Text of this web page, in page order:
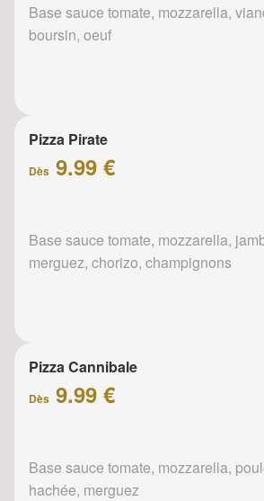
Base sauce tomate, mozzarella,
boursin, oeuf
Pizza Pirate
Dès 9.99 €
Base sauce tomate, mozzarella,
merguez, chorizo, champignons
Pizza Cannibale
Dès 9.99 €
Base sauce tomate, mozzarella,
hachée, merguez